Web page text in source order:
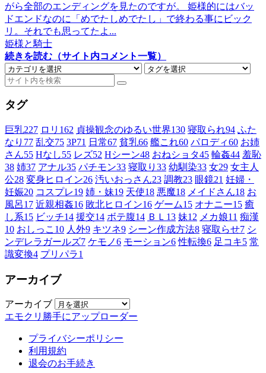
がら全部のエンディングを見たのですが。 姫様的にはバッ
ドエンドなのに「めでたしめでたし」で終わる事にビック
リ。それでも思ってたよ...
姫様と騎士
続きを読む（サイト内コメント一覧）
タグ
巨乳227 ロリ 162 貞操観念のゆるい世界130 寝取られ94 ふた
なり 77 乱交75 3P71 日常67 貧乳66 艦これ60 パロディ60 お姉
さん55 Hなし55 レズ52 Hシーン48 おねショタ45 輪姦44 羞恥
38 姉37 アナル35 パチモン33 寝取り 33 幼馴染33 女29 女主人
公28 変身ヒロイン26 汚いおっさん23 調教23 眼鏡21 妊婦・
妊娠20 コスプレ19 姉・妹19 天使18 悪魔18 メイドさん18 お
風呂17 近親相姦16 敗北ヒロイン16 ゲーム15 オナニー15 癒
し系15 ビッチ14 援交14 ボテ腹14 ＢＬ 13 妹12 メカ娘11 痴漢
10 おしっこ 10 人外9 キツネ9 シーン作成方法8 寝取らせ7 シ
ンデレラガールズ7 ケモノ6 モーション6 性転換6 足コキ5 常
識変換4 プリパラ1
アーカイブ
アーカイブ
エモクリ勝手にアップローダー
プライバシーポリシー
利用規約
退会のお手続き